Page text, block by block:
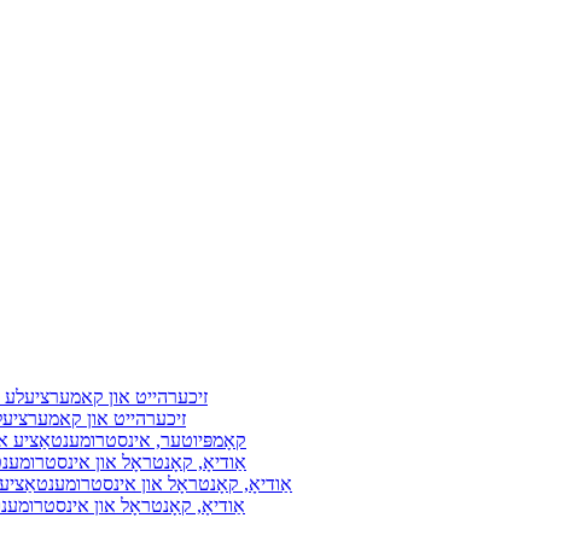
זיכערהייט און
זיכערהייט און
קאָמפּיוטער, אינסטרומענטאַציע
אַודיאָ, קאָנטראָל און
אַודיאָ, קאָנטראָל און
אַודיאָ, קאָנטראָל און